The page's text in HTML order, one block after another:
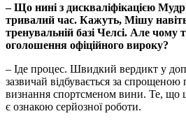
– Що нині з дискваліфікацією
тривалий час. Кажуть, Мішу
тренувальній базі Челсі. Але чому
оголошення офіційного вироку?
– Іде процес. Швидкий вердикт у
зазвичай відбувається за
визнання спортсменом вини. Те, що
є ознакою серйозної роботи.